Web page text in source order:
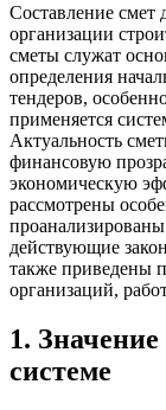
Составление смет
организации
сметы служат
определения
тендеров,
применяется
Актуальность
финансовую
экономическую
рассмотрены
действующие
также приведены
организаций,
1.
системе